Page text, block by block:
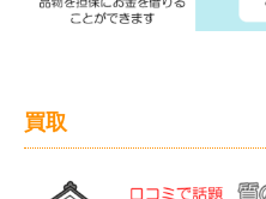
買取